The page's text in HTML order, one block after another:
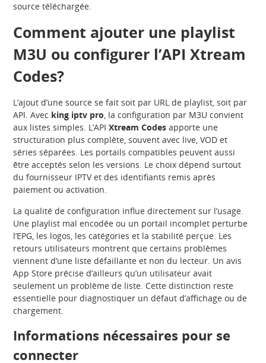
source téléchargée.
Comment ajouter une playlist
M3U ou configurer l’API Xtream
Codes?
L’ajout d’une source se fait soit par URL de playlist, soit par
API. Avec king iptv pro, la configuration par M3U convient
aux listes simples. L’APIXtream Codes apporte une
structuration plus complète, souvent avec live, VOD et
séries séparées. Les portails compatibles peuvent aussi
être acceptés selon les versions. Le choix dépend surtout
du fournisseur IPTV et des identifiants remis après
paiement ou activation.
La qualité de configuration influe directement sur l’usage.
Une playlist mal encodée ou un portail incomplet perturbe
l’EPG, les logos, les catégories et la stabilité perçue. Les
retours utilisateurs montrent que certains problèmes
viennent d’une liste défaillante et non du lecteur. Un avis
App Store précise d’ailleurs qu’un utilisateur avait
seulement un problème de liste. Cette distinction reste
essentielle pour diagnostiquer un défaut d’affichage ou de
chargement.
Informations nécessaires pour se
connecter